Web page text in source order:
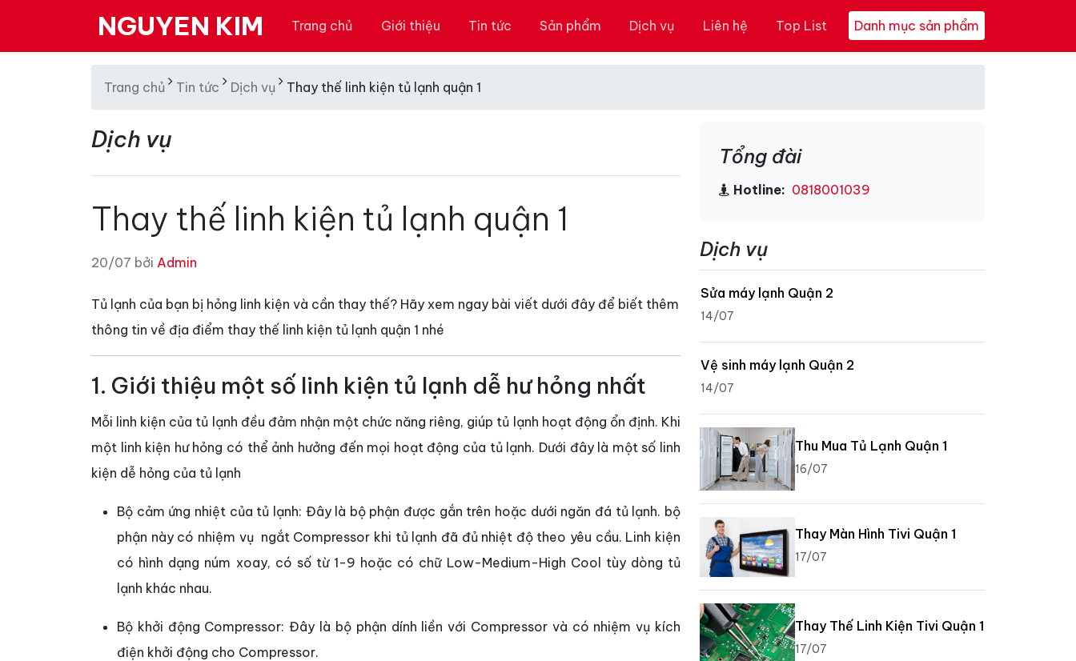
NGUYEN KIM Trang chủ Giới thiệu Tin tức Sản phẩm Dịch vụ Liên hệ Top List Danh mục sản phẩm
Trang chủ Tin tức Dịch vụ Thay thế linh kiện tủ lạnh quận 1
Dịch vụ
Thay thế linh kiện tủ lạnh quận 1
20/07 bởi Admin
Tủ lạnh của bạn bị hỏng linh kiện và cần thay thế? Hãy xem ngay bài viết dưới đây để biết thêm
thông tin về địa điểm thay thế linh kiện tủ lạnh quận 1 nhé
1. Giới thiệu một số linh kiện tủ lạnh dễ hư hỏng nhất
Mỗi linh kiện của tủ lạnh đều đảm nhận một chức năng riêng, giúp tủ lạnh hoạt động ổn định. Khi
một linh kiện hư hỏng có thể ảnh hưởng đến mọi hoạt động của tủ lạnh. Dưới đây là một số linh
kiện dễ hỏng của tủ lạnh
Bộ cảm ứng nhiệt của tủ lạnh: Đây là bộ phận được gắn trên hoặc dưới ngăn đá tủ lạnh. bộ
phận này có nhiệm vụ ngắt Compressor khi tủ lạnh đã đủ nhiệt độ theo yêu cầu. Linh kiện
có hình dạng núm xoay, có số từ 1-9 hoặc có chữ Low-Medium-High Cool tùy dòng tủ
lạnh khác nhau.
Bộ khởi động Compressor: Đây là bộ phận dính liền với Compressor và có nhiệm vụ kích
điện khởi động cho Compressor.
Tổng đài
Hotline: 0818001039
Dịch vụ
Sửa máy lạnh Quận 2
14/07
Vệ sinh máy lạnh Quận 2
14/07
Thu Mua Tủ Lạnh Quận 1
16/07
Thay Màn Hình Tivi Quận 1
17/07
Thay Thế Linh Kiện Tivi Quận 1
17/07